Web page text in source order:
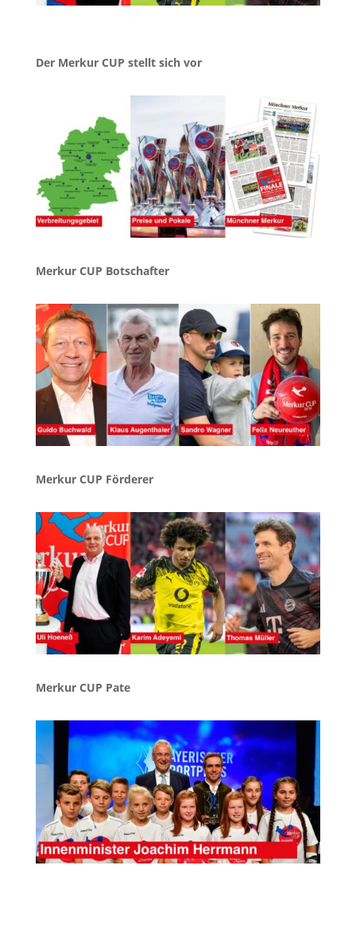
Der Merkur CUP stellt sich vor
Merkur CUP Botschafter
Merkur CUP Förderer
Merkur CUP Pate